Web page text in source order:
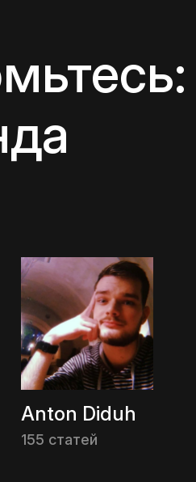
Anton Diduh
155 статей